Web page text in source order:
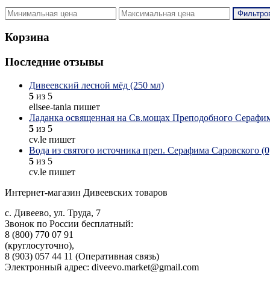
Корзина
Последние отзывы
Дивеевский лесной мёд (250 мл)
5 из 5
elisee-tania пишет
Ладанка освященная на Св.мощах Преподобного
5 из 5
cv.le пишет
Вода из святого источника преп. Серафима Саровского
5 из 5
cv.le пишет
Интернет-магазин Дивеевских товаров
с. Дивеево, ул. Труда, 7
Звонок по России бесплатный:
8 (800) 770 07 91
(круглосуточно),
8 (903) 057 44 11 (Оперативная связь)
Электронный адрес: diveevo.market@gmail.com